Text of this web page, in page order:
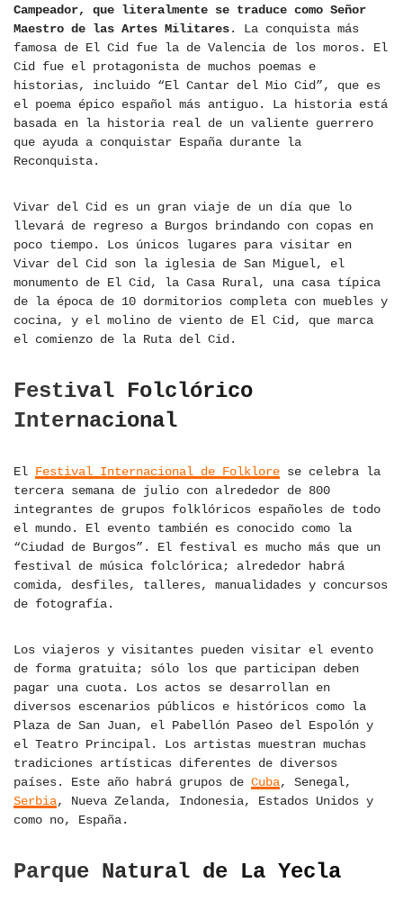
Campeador, que literalmente se traduce como Señor
Maestro de las Artes Militares. La conquista más
famosa de El Cid fue la de Valencia de los moros. El
Cid fue el protagonista de muchos poemas e
historias, incluido “El Cantar del Mio Cid”, que es
el poema épico español más antiguo. La historia está
basada en la historia real de un valiente guerrero
que ayuda a conquistar España durante la
Reconquista.
Vivar del Cid es un gran viaje de un día que lo
llevará de regreso a Burgos brindando con copas en
poco tiempo. Los únicos lugares para visitar en
Vivar del Cid son la iglesia de San Miguel, el
monumento de El Cid, la Casa Rural, una casa típica
de la época de 10 dormitorios completa con muebles y
cocina, y el molino de viento de El Cid, que marca
el comienzo de la Ruta del Cid.
Festival Folclórico
Internacional
El Festival Internacional de Folklore se celebra la
tercera semana de julio con alrededor de 800
integrantes de grupos folklóricos españoles de todo
el mundo. El evento también es conocido como la
“Ciudad de Burgos”. El festival es mucho más que un
festival de música folclórica; alrededor habrá
comida, desfiles, talleres, manualidades y concursos
de fotografía.
Los viajeros y visitantes pueden visitar el evento
de forma gratuita; sólo los que participan deben
pagar una cuota. Los actos se desarrollan en
diversos escenarios públicos e históricos como la
Plaza de San Juan, el Pabellón Paseo del Espolón y
el Teatro Principal. Los artistas muestran muchas
tradiciones artísticas diferentes de diversos
países. Este año habrá grupos de Cuba, Senegal,
Serbia, Nueva Zelanda, Indonesia, Estados Unidos y
como no, España.
Parque Natural de La Yecla